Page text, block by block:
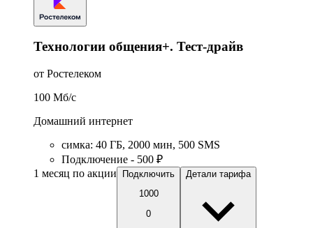
Технологии общения+. Тест-драйв
от Ростелеком
100 Мб/c
Домашний интернет
симка: 40 ГБ, 2000 мин, 500 SMS
Подключение - 500 ₽
1 месяц по акции
Подключить
1000
0
Детали тарифа